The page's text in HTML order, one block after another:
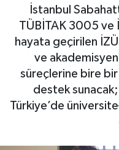
İstanbul
TÜBİTAK 3005 ve
hayata geçirilen
ve
süreçlerine bire bir
destek sunacak;
Türkiye’de